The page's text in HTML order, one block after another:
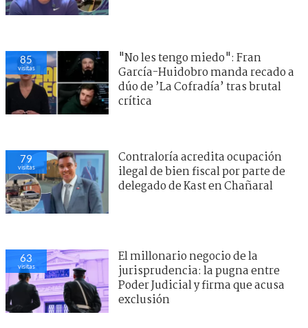
85
visitas
"No les tengo miedo": Fran
García-Huidobro manda recado a
dúo de ’La Cofradía’ tras brutal
crítica
79
visitas
Contraloría acredita ocupación
ilegal de bien fiscal por parte de
delegado de Kast en Chañaral
63
visitas
El millonario negocio de la
jurisprudencia: la pugna entre
Poder Judicial y firma que acusa
exclusión